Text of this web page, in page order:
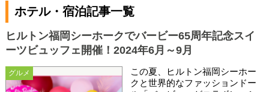
ホテル・宿泊記事一覧
グルメ
ヒルトン福岡シーホークでバービー65周年記念スイ
ーツビュッフェ開催！2024年6月～9月
この夏、ヒルトン福岡シーホー
クと世界的なファッションドー